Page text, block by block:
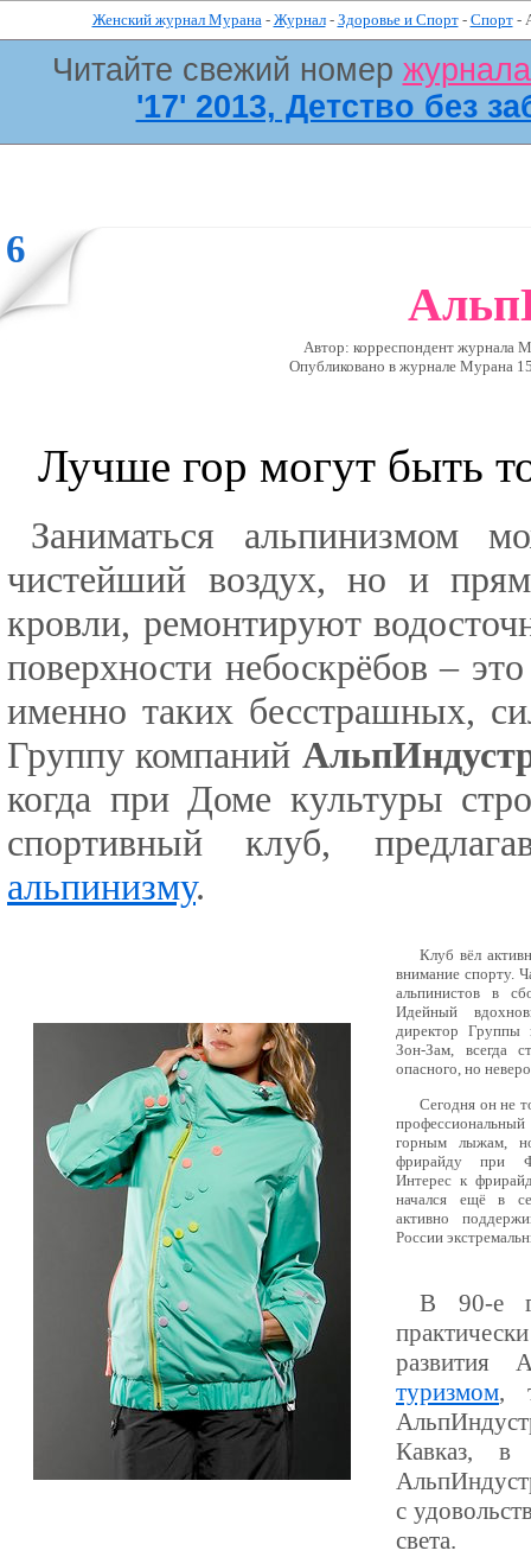
Женский журнал Мурана- Журнал- Здоровье и Спорт- Спорт-
Читайте свежий номер
'17' 2013, Детство без
6
Автор: корреспондент журнала
Опубликовано в журналe Мурана
Лучше гор могут быть
Заниматься альпинизмом
чистейший воздух, но и
кровли, ремонтируют
поверхности небоскрёбов –
именно таких бесстрашных,
Группу компаний
когда при Доме культуры
спортивный клуб,
альпинизму.
Клуб вёл
внимание спорту.
альпинистов в
Идейный
директор Группы
Зон-Зам, всегда
опасного, но
Сегодня он не
горным лыжам,
фрирайду при
Интерес к
начался ещё в
активно
России
В 90-е
развития
туризмом,
Кавказ,
с
света.